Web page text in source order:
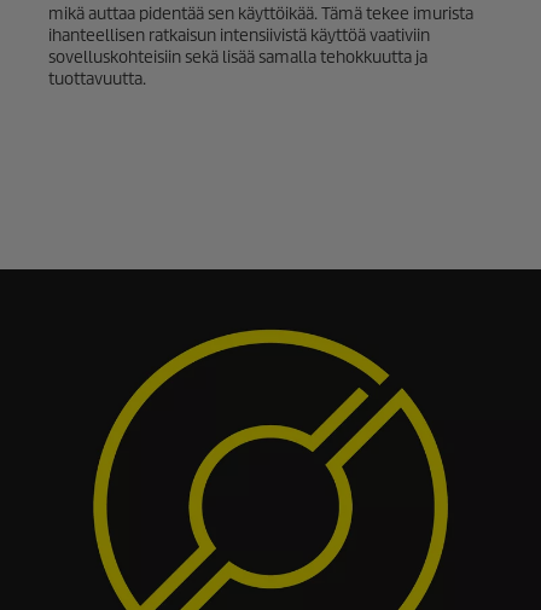
mikä auttaa pidentää sen käyttöikää. Tämä tekee imurista
ihanteellisen ratkaisun intensiivistä käyttöä vaativiin
sovelluskohteisiin sekä lisää samalla tehokkuutta ja
tuottavuutta.